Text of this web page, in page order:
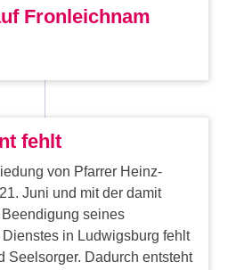
Fronleichnam
fehlt
von Pfarrer Heinz-
Juni und mit der damit
seines
in Ludwigsburg fehlt
Seelsorger. Dadurch entsteht